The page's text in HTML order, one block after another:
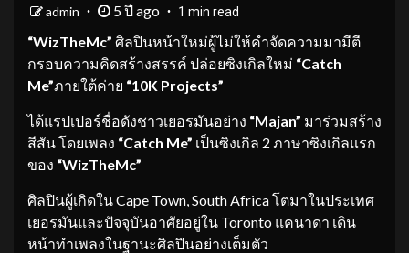
admin 5 ปี ago 1 min read
“WizTheMc” ศิลปินหน้าใหม่ผู้ไม่ให้คำจัดความมามีตี
กรอบความคิดสร้างสรรค์ ปล่อยซิงเกิลใหม่ “Catch
Me”ภายใต้ค่าย “10K Projects”
ได้แรปเปอร์ชื่อดังชาวเยอรมันอย่าง “Majan” มาร่วมสร้าง
สีสัน โดยเพลง “Catch Me” เป็นซิงเกิล 2 ภาษาซิงเกิลแรก
ของ “WizTheMc”
ศิลปินผู้เกิดใน Cape Town, South Africa โตมาในประเทศ
เยอรมันและปัจจุบันอาศัยอยู่ใน Toronto แคนาดา เดิน
หน้าทำเพลงในฐานะศิลปินอย่างเต็มตัว